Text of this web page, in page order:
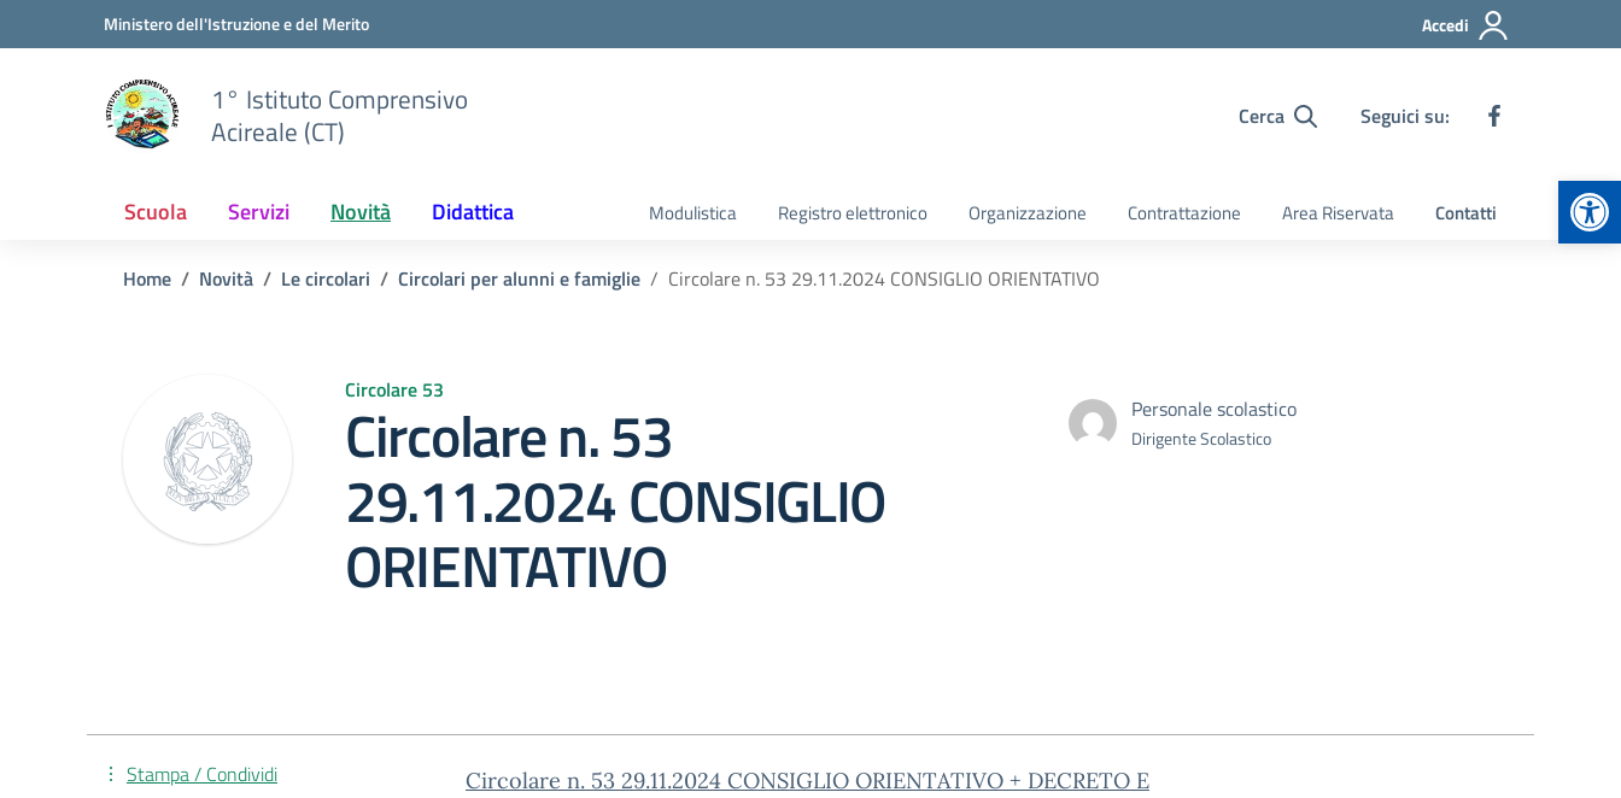
Vai ai contenuti
Vai al menu di navigazioneMinistero dell'Istruzione e del Merito Accedi
1° Istituto Comprensivo
Acireale (CT)
Cerca Seguici su:
Scuola Servizi Novità Didattica Modulistica Registro elettronico Organizzazione Contrattazione Area Riservata Contatti
Home Novità Le circolari Circolari per alunni e famiglie Circolare n. 53 29.11.2024 CONSIGLIO ORIENTATIVO
Circolare 53
Circolare n. 53
29.11.2024 CONSIGLIO
ORIENTATIVO
Personale scolastico
Dirigente Scolastico
Circolare n. 53 29.11.2024 CONSIGLIO ORIENTATIVO + DECRETO E
Stampa / Condividi